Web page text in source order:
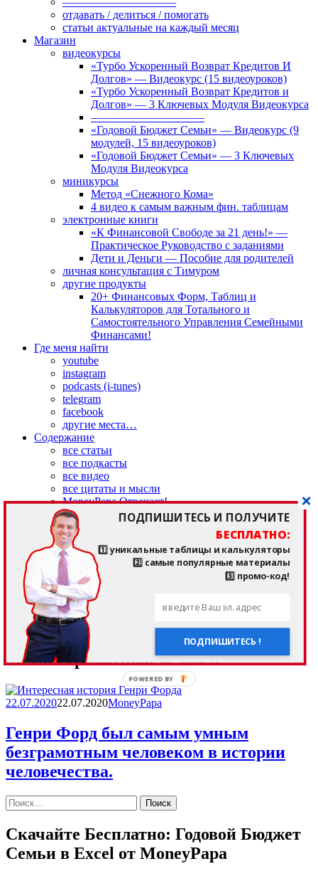
отдавать / делиться / помогать
статьи актуальные на каждый месяц
Магазин
видеокурсы
«Турбо Ускоренный Возврат Кредитов И
Долгов» — Видеокурс (15 видеоуроков)
«Турбо Ускоренный Возврат Кредитов и
Долгов» — 3 Ключевых Модуля Видеокурса
——————————
«Годовой Бюджет Семьи» — Видеокурс (9
модулей, 15 видеоуроков)
«Годовой Бюджет Семьи» — 3 Ключевых
Модуля Видеокурса
миникурсы
Метод «Снежного Кома»
4 видео к самым важным фин. таблицам
электронные книги
«К Финансовой Свободе за 21 день!» —
Практическое Руководство с заданиями
Дети и Деньги — Пособие для родителей
личная консультация с Тимуром
другие продукты
20+ Финансовых Форм, Таблиц и
Калькуляторов для Тотального и
Самостоятельного Управления Семейными
Финансами!
Где меня найти
youtube
instagram
podcasts (i-tunes)
telegram
facebook
другие места…
Содержание
все статьи
все подкасты
все видео
все цитаты и мысли
MoneyPapa Отвечает!
О MoneyPapa
кто такой Тимур Мазаев, MoneyPapa?!
отзывы подписчиков и клиентов
——————————
мои любимые приложения и сайты
последние прочитанные книги
страничка здоровья и спорта
——————————
мои партнеры
мои контакты
Метка:грамотный человек
22.07.202022.07.2020MoneyPapa
Генри Форд был самым умным
безграмотным человеком в истории
человечества.
Найти:
Скачайте Бесплатно: Годовой Бюджет
Семьи в Excel от MoneyPapa
ПОДПИШИТЕСЬ !
ПОДПИШИТЕСЬ И ПОЛУЧИТЕ
БЕСПЛАТНО:
1️⃣ уникальные таблицы и калькуляторы
2️⃣ самые популярные материалы
3️⃣ промо-код!
POWERED BY